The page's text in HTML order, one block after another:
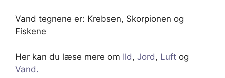
Vand tegnene er: Krebsen, Skorpionen og
Fiskene
Her kan du læse mere om Ild, Jord, Luft og
Vand.